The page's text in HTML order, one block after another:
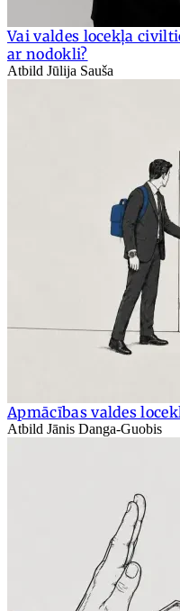
Vai valdes locekļa
ar nodokli?
Atbild Jūlija Sauša
Apmācības valdes
Atbild Jānis Danga-Guobis